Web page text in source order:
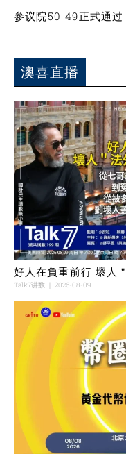
参议院50-49正式通过
澳喜直播
好人在負重前行 壞人
Talk7讲数 2026-08-09